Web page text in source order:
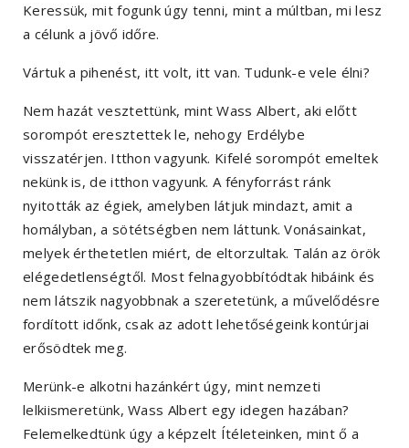
Keressük, mit fogunk úgy tenni, mint a múltban, mi lesz
a célunk a jövő időre.
Vártuk a pihenést, itt volt, itt van. Tudunk-e vele élni?
Nem hazát vesztettünk, mint Wass Albert, aki előtt
sorompót eresztettek le, nehogy Erdélybe
visszatérjen. Itthon vagyunk. Kifelé sorompót emeltek
nekünk is, de itthon vagyunk. A fényforrást ránk
nyitották az égiek, amelyben látjuk mindazt, amit a
homályban, a sötétségben nem láttunk. Vonásainkat,
melyek érthetetlen miért, de eltorzultak. Talán az örök
elégedetlenségtől. Most felnagyobbítódtak hibáink és
nem látszik nagyobbnak a szeretetünk, a művelődésre
fordított időnk, csak az adott lehetőségeink kontúrjai
erősödtek meg.
Merünk-e alkotni hazánkért úgy, mint nemzeti
lelkiismeretünk, Wass Albert egy idegen hazában?
Felemelkedtünk úgy a képzelt Ítéleteinken, mint ő a